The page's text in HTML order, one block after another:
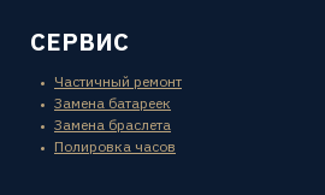
СЕРВИС
Частичный ремонт
Замена батареек
Замена браслета
Полировка часов